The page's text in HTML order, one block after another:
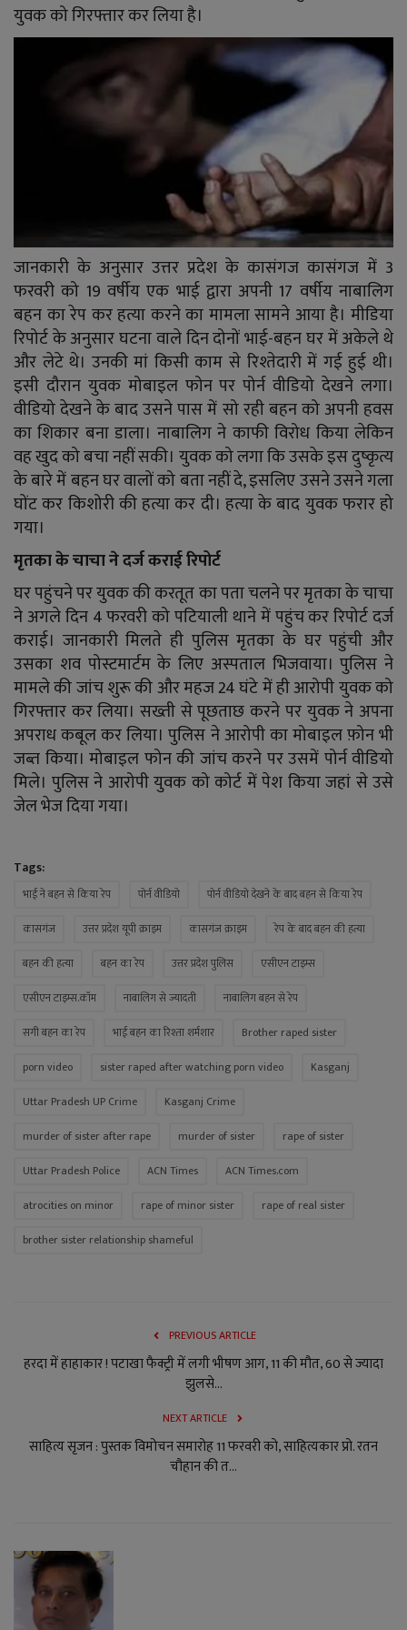
Hiindi
युवक को गिरफ्तार कर लिया है।
जानकारी के अनुसार उत्तर प्रदेश के कासंगज कासंगज में 3
फरवरी को 19 वर्षीय एक भाई द्वारा अपनी 17 वर्षीय नाबालिग
बहन का रेप कर हत्या करने का मामला सामने आया है। मीडिया
रिपोर्ट के अनुसार घटना वाले दिन दोनों भाई-बहन घर में अकेले थे
और लेटे थे। उनकी मां किसी काम से रिश्तेदारी में गई हुई थी।
इसी दौरान युवक मोबाइल फोन पर पोर्न वीडियो देखने लगा।
वीडियो देखने के बाद उसने पास में सो रही बहन को अपनी हवस
का शिकार बना डाला। नाबालिग ने काफी विरोध किया लेकिन
वह खुद को बचा नहीं सकी। युवक को लगा कि उसके इस दुष्कृत्य
के बारे में बहन घर वालों को बता नहीं दे, इसलिए उसने उसने गला
घोंट कर किशोरी की हत्या कर दी। हत्या के बाद युवक फरार हो
गया।
मृतका के चाचा ने दर्ज कराई रिपोर्ट
घर पहुंचने पर युवक की करतूत का पता चलने पर मृतका के चाचा
ने अगले दिन 4 फरवरी को पटियाली थाने में पहुंच कर रिपोर्ट दर्ज
कराई। जानकारी मिलते ही पुलिस मृतका के घर पहुंची और
उसका शव पोस्टमार्टम के लिए अस्पताल भिजवाया। पुलिस ने
मामले की जांच शुरू की और महज 24 घंटे में ही आरोपी युवक को
गिरफ्तार कर लिया। सख्ती से पूछताछ करने पर युवक ने अपना
अपराध कबूल कर लिया। पुलिस ने आरोपी का मोबाइल फ़ोन भी
जब्त किया। मोबाइल फोन की जांच करने पर उसमें पोर्न वीडियो
मिले। पुलिस ने आरोपी युवक को कोर्ट में पेश किया जहां से उसे
जेल भेज दिया गया।
Tags:
भाई ने बहन से किया रेप पोर्न वीडियो
पोर्न वीडियो देखने के बाद बहन से किया रेप
कासगंज
उत्तर प्रदेश यूपी क्राइम कासगंज क्राइम
रेप के बाद बहन की हत्या
बहन की हत्या
बहन का रेप उत्तर प्रदेश पुलिस
एसीएन टाइम्स
एसीएन टाइम्स.कॉम
नाबालिग से ज्यादती
नाबालिग बहन से रेप
सगी बहन का रेप
भाई बहन का रिश्ता शर्मशार
Brother raped sister
porn video
sister raped after watching porn video
Kasganj
Uttar Pradesh UP Crime
Kasganj Crime
murder of sister after rape
murder of sister
rape of sister
Uttar Pradesh Police
ACN Times
ACN Times.com
atrocities on minor
rape of minor sister
rape of real sister
brother sister relationship shameful
PREVIOUS ARTICLE
हरदा में हाहाकार ! पटाखा फैक्ट्री में लगी भीषण आग, 11 की मौत, 60 से ज्यादा
झुलसे...
NEXT ARTICLE
साहित्य सृजन : पुस्तक विमोचन समारोह 11 फरवरी को, साहित्यकार प्रो. रतन
चौहान की त...